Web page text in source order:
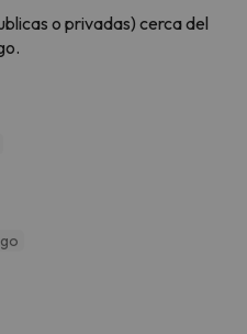
o privadas) cerca del